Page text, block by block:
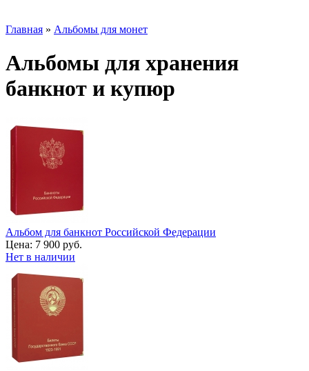
Главная » Альбомы для монет
Альбомы для хранения
банкнот и купюр
Альбом для банкнот Российской Федерации
Цена: 7 900 руб.
Нет в наличии